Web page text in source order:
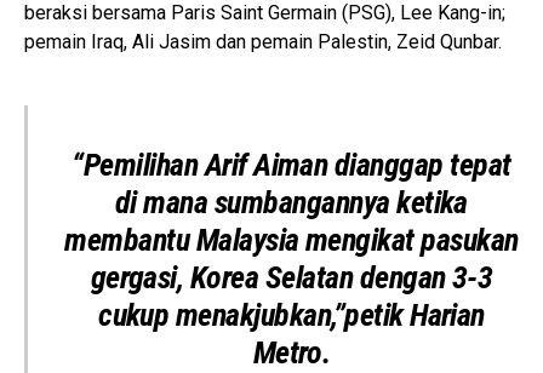
beraksi bersama Paris Saint Germain (PSG), Lee Kang-in;
pemain Iraq, Ali Jasim dan pemain Palestin, Zeid Qunbar.
“Pemilihan Arif Aiman dianggap tepat
di mana sumbangannya ketika
membantu Malaysia mengikat pasukan
gergasi, Korea Selatan dengan 3-3
cukup menakjubkan,”petik Harian
Metro.